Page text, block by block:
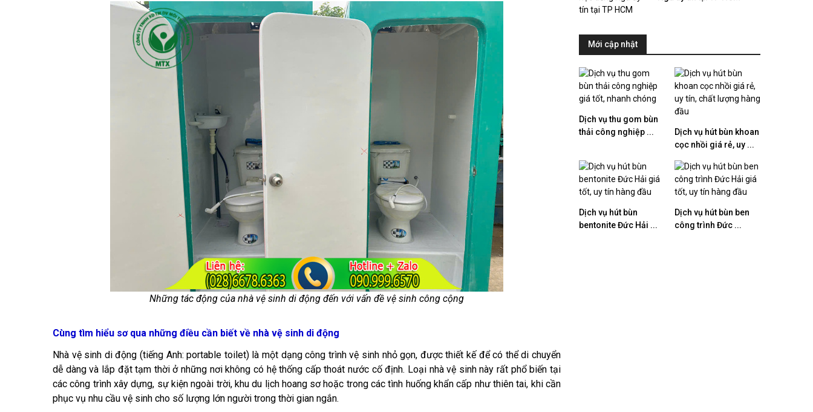
Những tác động của nhà vệ sinh di động đến với vấn đề vệ sinh công cộng
Cùng tìm hiểu sơ qua những điều cần biết về nhà vệ sinh di động
Nhà vệ sinh di động (tiếng Anh: portable toilet) là một dạng công trình vệ sinh nhỏ gọn, được thiết kế để có thể di chuyển
dễ dàng và lắp đặt tạm thời ở những nơi không có hệ thống cấp thoát nước cố định. Loại nhà vệ sinh này rất phổ biến tại
các công trình xây dựng, sự kiện ngoài trời, khu du lịch hoang sơ hoặc trong các tình huống khẩn cấp như thiên tai, khi cần
phục vụ nhu cầu vệ sinh cho số lượng lớn người trong thời gian ngắn.
Mới cập nhật
Dịch vụ thu gom bùn
thải công nghiệp ...
Dịch vụ hút bùn khoan
cọc nhồi giá rẻ, uy ...
Dịch vụ hút bùn
bentonite Đức Hải ...
Dịch vụ hút bùn ben
công trình Đức ...